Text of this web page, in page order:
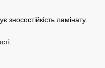
ламінату.